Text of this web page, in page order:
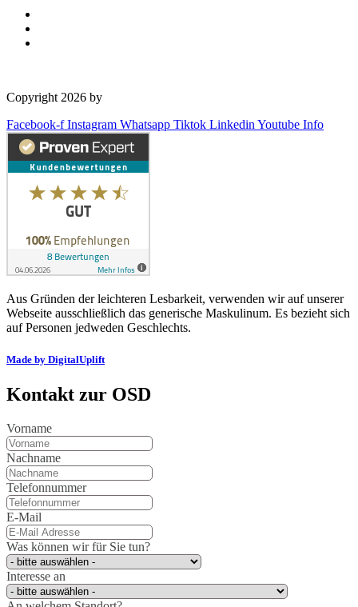
Copyright 2026 by
Facebook-f Instagram Whatsapp Tiktok Linkedin Youtube Info
Aus Gründen der leichteren Lesbarkeit, verwenden wir auf unserer
Webseite ausschließlich das generische Maskulinum. Es bezieht sich
auf Personen jedweden Geschlechts.
Made by DigitalUplift
Kontakt zur OSD
Vorname
Nachname
Telefonnummer
E-Mail
Was können wir für Sie tun?
Interesse an